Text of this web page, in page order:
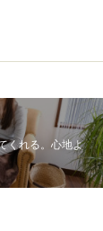
くれる。心地よ